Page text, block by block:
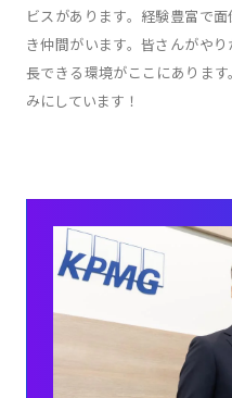
ビスがあります。経験豊富で
き仲間がいます。皆さんがや
長できる環境がここにありま
みにしています！